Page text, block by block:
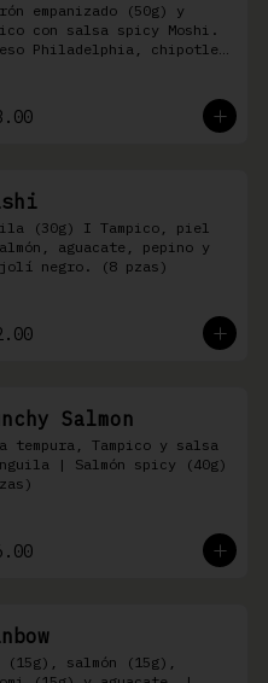
empanizado (50g) y
con salsa spicy Moshi.
Philadelphia, chipotle,
(30g) I Tampico, piel
aguacate, pepino y
negro. (8 pzas)
Salmon
tempura, Tampico y salsa
| Salmón spicy (40g)
(15g), salmón (15g),